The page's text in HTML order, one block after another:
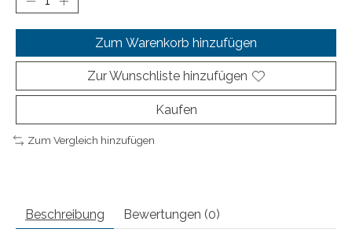
Zum Warenkorb hinzufügen
Zur Wunschliste hinzufügen
Kaufen
Zum Vergleich hinzufügen
Beschreibung Bewertungen (0)